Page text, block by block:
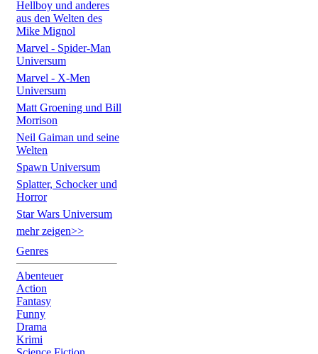
Hellboy und anderes
aus den Welten des
Mike Mignol
Marvel - Spider-Man
Universum
Marvel - X-Men
Universum
Matt Groening und Bill
Morrison
Neil Gaiman und seine
Welten
Spawn Universum
Splatter, Schocker und
Horror
Star Wars Universum
mehr zeigen>>
Genres
Abenteuer
Action
Fantasy
Funny
Drama
Krimi